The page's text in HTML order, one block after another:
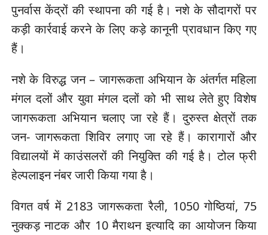
पुनर्वास केंद्रों की स्थापना की गई है। नशे के सौदागरों पर
कड़ी कार्रवाई करने के लिए कड़े कानूनी प्रावधान किए गए
हैं।
नशे के विरुद्ध जन – जागरूकता अभियान के अंतर्गत महिला
मंगल दलों और युवा मंगल दलों को भी साथ लेते हुए विशेष
जागरूकता अभियान चलाए जा रहे हैं। दुरुस्त क्षेत्रों तक
जन- जागरूकता शिविर लगाए जा रहे हैं। कारागारों और
विद्यालयों में काउंसलरों की नियुक्ति की गई है। टोल फ्री
हेल्पलाइन नंबर जारी किया गया है।
विगत वर्ष में 2183 जागरूकता रैली, 1050 गोष्ठियां, 75
नुक्कड़ नाटक और 10 मैराथन इत्यादि का आयोजन किया